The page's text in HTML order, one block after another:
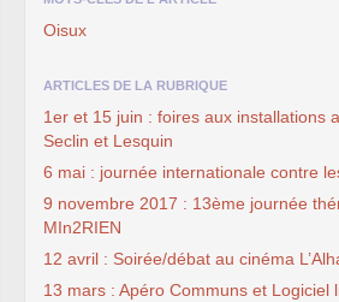
Oisux
ARTICLES DE LA RUBRIQUE
1er et 15 juin : foires aux installations
Seclin et Lesquin
6 mai : journée internationale contre
9 novembre 2017 : 13ème journée
MIn2RIEN
12 avril : Soirée/débat au cinéma
13 mars : Apéro Communs et Logiciel